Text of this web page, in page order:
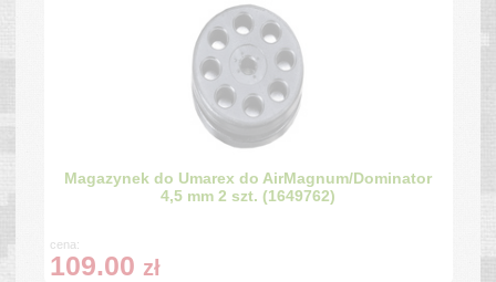
Magazynek do Umarex do AirMagnum/Dominator
4,5 mm 2 szt. (1649762)
cena:
109.00 zł